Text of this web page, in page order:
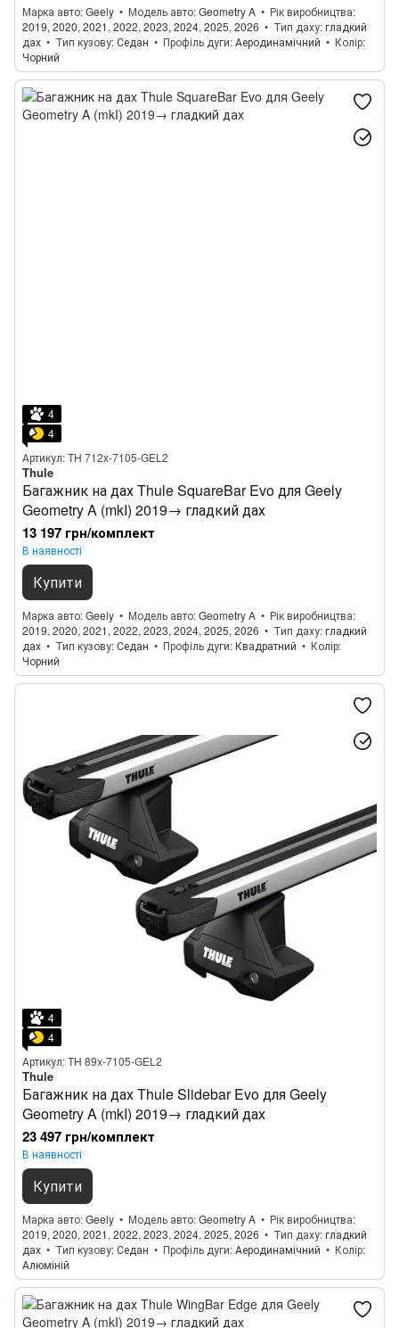
Марка авто Geely Модель авто Geometry A
Рік виробництва
2019, 2020, 2021, 2022, 2023, 2024, 2025, 2026
Тип даху гладкий
дах
Тип кузову Седан Профіль дуги Аеродинамічний
Колір
Чорний
4
4
Артикул: TH 712x-7105-GEL2
Thule
Багажник на дах Thule SquareBar Evo для Geely
Geometry A (mkI) 2019→ гладкий дах
13 197 грн/комплект
В наявності
Купити
Марка авто Geely Модель авто Geometry A
Рік виробництва
2019, 2020, 2021, 2022, 2023, 2024, 2025, 2026
Тип даху гладкий
дах
Тип кузову Седан Профіль дуги Квадратний
Колір
Чорний
4
4
Артикул: TH 89x-7105-GEL2
Thule
Багажник на дах Thule Slidebar Evo для Geely
Geometry A (mkI) 2019→ гладкий дах
23 497 грн/комплект
В наявності
Купити
Марка авто Geely Модель авто Geometry A
Рік виробництва
2019, 2020, 2021, 2022, 2023, 2024, 2025, 2026
Тип даху гладкий
дах
Тип кузову Седан Профіль дуги Аеродинамічний
Колір
Алюміній